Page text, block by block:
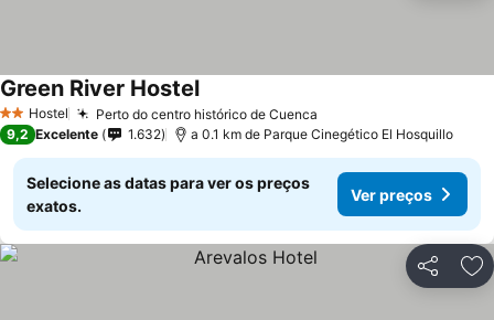
2 Estrelas
Hostel Perto do centro histórico de Cuenca
Green River HostelVer preços
9,2 Excelente 1.632 a 0.1 km de Parque Cinegético El Hosquillo
Selecione as datas para ver os preços
exatos.
Ver preços
Partilhar